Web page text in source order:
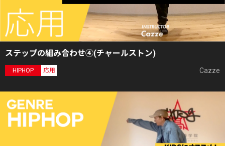
ステップの組み合わせ④(チャールストン)
HIPHOP 応用 Cazze